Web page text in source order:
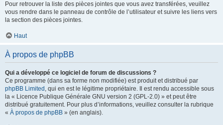
Pour retrouver la liste des pièces jointes que vous avez transférées, veuillez
vous rendre dans le panneau de contrôle de l’utilisateur et suivre les liens vers
la section des pièces jointes.
Haut
À propos de phpBB
Qui a développé ce logiciel de forum de discussions ?
Ce programme (dans sa forme non modifiée) est produit et distribué par
phpBB Limited , qui en est le légitime propriétaire. Il est rendu accessible sous
la « Licence Publique Générale GNU version 2 (GPL-2.0) » et peut être
distribué gratuitement. Pour plus d’informations, veuillez consulter la rubrique
« À propos de phpBB » (en anglais).